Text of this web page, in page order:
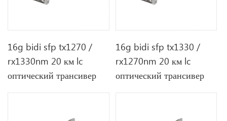
16g bidi sfp tx1270 /
rx1330nm 20 км lc
оптический трансивер
16g bidi sfp tx1330 /
rx1270nm 20 км lc
оптический трансивер